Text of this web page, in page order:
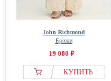
John Richmond
Брюки
19 080 ₽
КУПИТЬ